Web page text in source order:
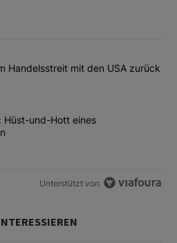
der am meisten kommentierten
"China schlägt im Handelsstreit
Handelsstreit mit den USA zurück
"SMI-Aufsteiger: Hüst-und-Hott
Hüst-und-Hott eines
Unterstützt von